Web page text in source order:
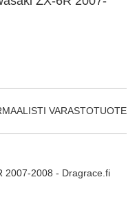
VARASTOTUOTE
2007-2008 - Dragrace.fi